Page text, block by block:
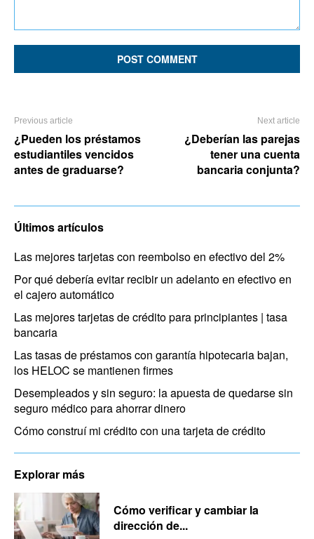
Previous article
¿Pueden los préstamos
estudiantiles vencidos
antes de graduarse?
Next article
¿Deberían las parejas
tener una cuenta
bancaria conjunta?
Últimos artículos
Las mejores tarjetas con reembolso en efectivo del 2%
Por qué debería evitar recibir un adelanto en efectivo en
el cajero automático
Las mejores tarjetas de crédito para principiantes | tasa
bancaria
Las tasas de préstamos con garantía hipotecaria bajan,
los HELOC se mantienen firmes
Desempleados y sin seguro: la apuesta de quedarse sin
seguro médico para ahorrar dinero
Cómo construí mi crédito con una tarjeta de crédito
Explorar más
Cómo verificar y cambiar la
dirección de...